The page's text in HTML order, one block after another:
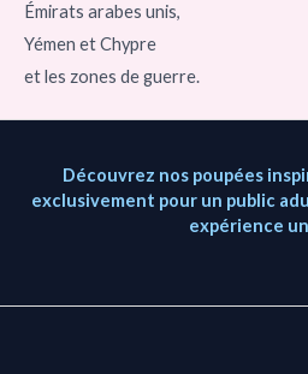
Émirats arabes unis,
Yémen et Chypre
et les zones de guerre.
Découvrez nos poupées
exclusivement pour un public
expérience